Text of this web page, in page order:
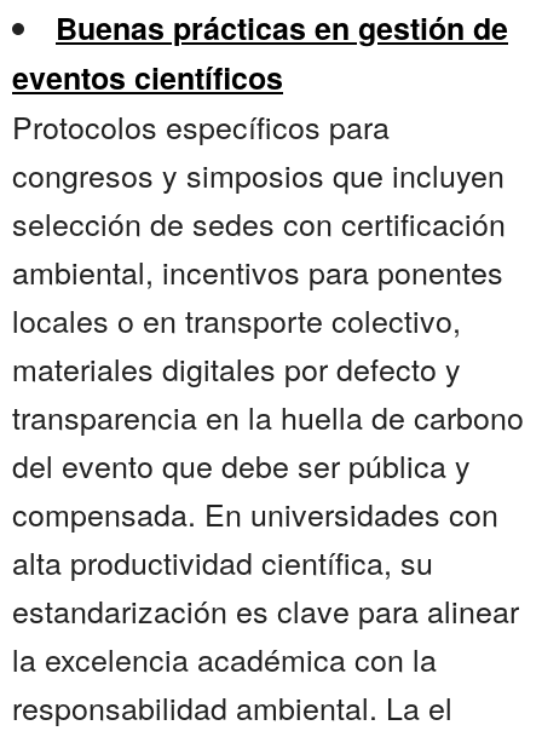
Buenas prácticas en gestión de
eventos científicos
Protocolos específicos para
congresos y simposios que incluyen
selección de sedes con certificación
ambiental, incentivos para ponentes
locales o en transporte colectivo,
materiales digitales por defecto y
transparencia en la huella de carbono
del evento que debe ser pública y
compensada. En universidades con
alta productividad científica, su
estandarización es clave para alinear
la excelencia académica con la
responsabilidad ambiental. La el